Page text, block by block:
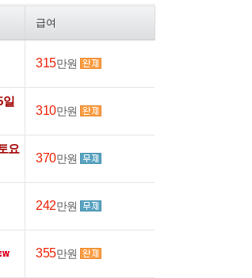
급여
315만원
일
310만원
요
370만원
242만원
355만원